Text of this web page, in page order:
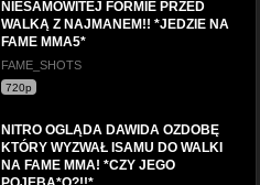
NIESAMOWITEJ FORMIE PRZED
WALKĄ Z NAJMANEM!! *JEDZIE NA
FAME MMA5*
FAME_SHOTS
720p
NITRO OGLĄDA DAWIDA OZDOBĘ
KTÓRY WYZWAŁ ISAMU DO WALKI
NA FAME MMA! *CZY JEGO